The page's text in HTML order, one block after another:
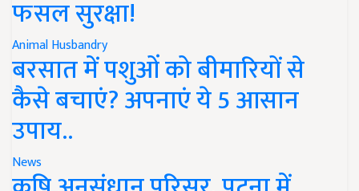
फसल सुरक्षा!
Animal Husbandry
बरसात में पशुओं को बीमारियों से
कैसे बचाएं? अपनाएं ये 5 आसान
उपाय..
News